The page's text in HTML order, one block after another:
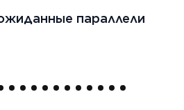
параллели